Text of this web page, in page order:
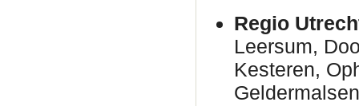
Regio
Leersum,
Kesteren,